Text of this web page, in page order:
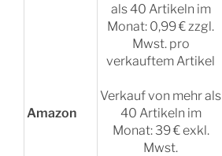
Amazon
als 40 Artikeln im
Monat: 0,99 € zzgl.
Mwst. pro
verkauftem Artikel
Verkauf von mehr als
40 Artikeln im
Monat: 39 € exkl.
Mwst.